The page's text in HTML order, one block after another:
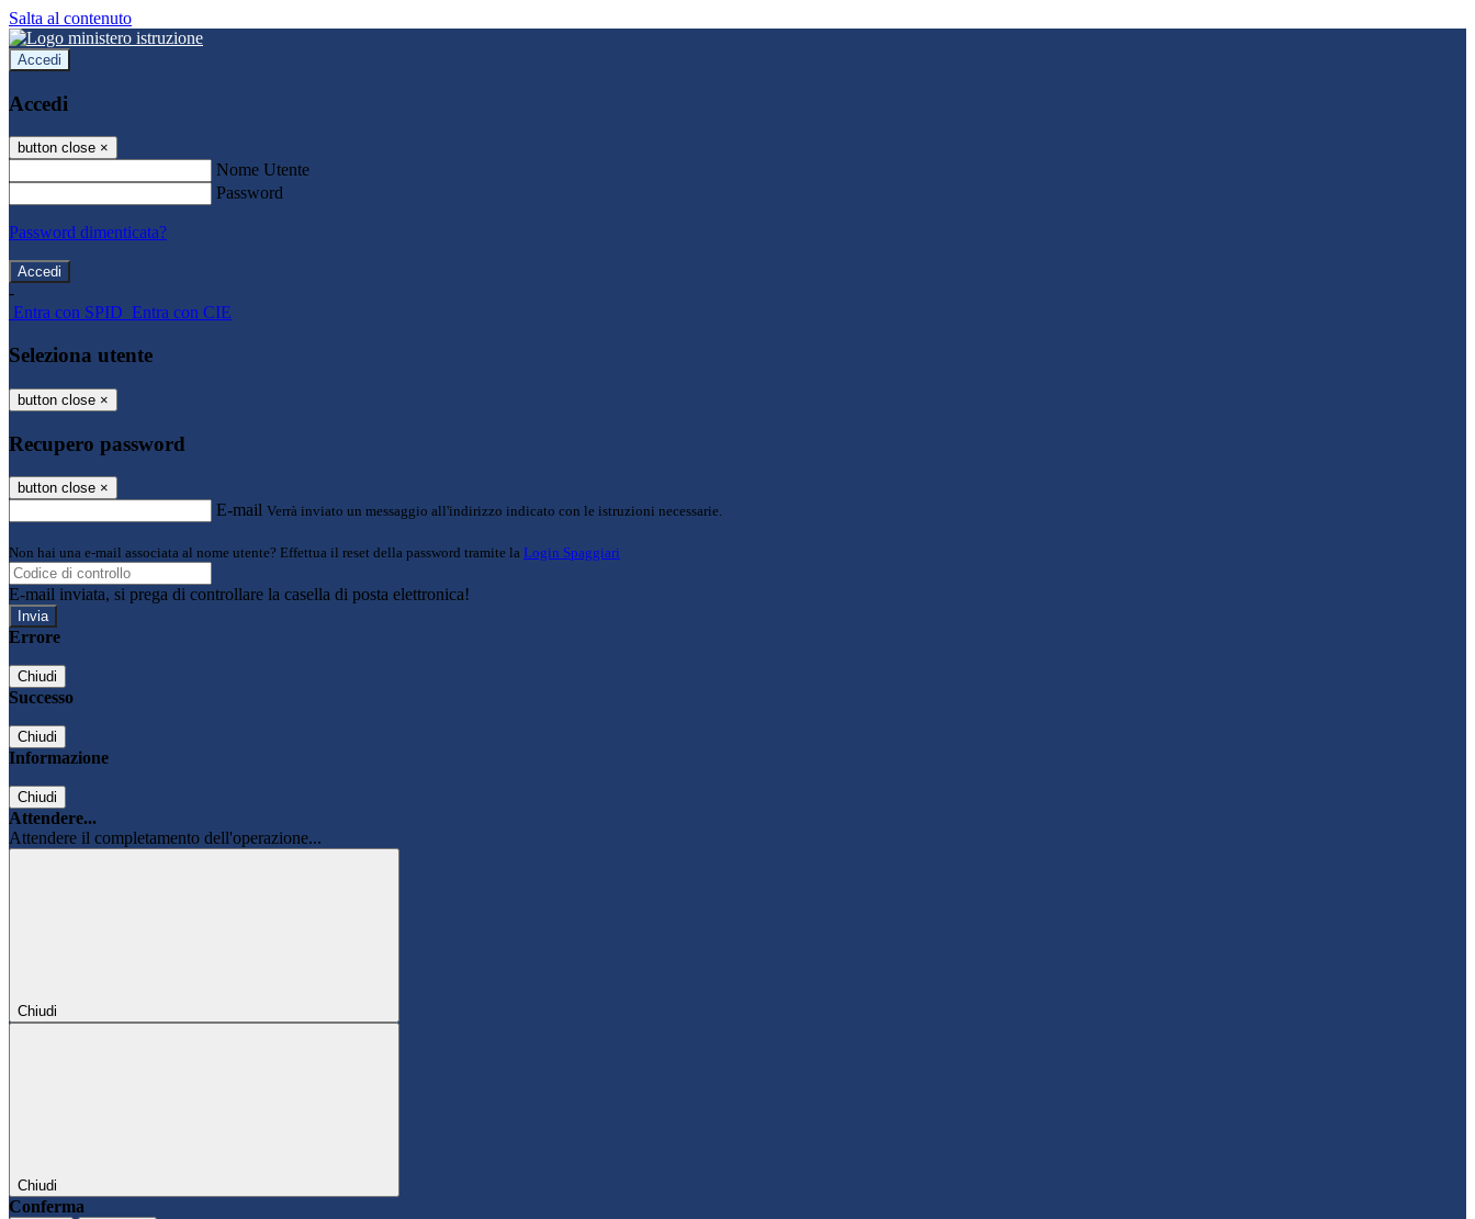
Salta al contenuto
Accedi
Accedi
button close ×
Nome Utente
Password
Password dimenticata?
-
Entra con SPID Entra con CIE
Seleziona utente
button close ×
Recupero password
button close ×
E-mail Verrà inviato un messaggio all'indirizzo indicato con le istruzioni necessarie.
Non hai una e-mail associata al nome utente? Effettua il reset della password tramite la Login Spaggiari
E-mail inviata, si prega di controllare la casella di posta elettronica!
Errore
Chiudi
Successo
Chiudi
Informazione
Chiudi
Attendere...
Attendere il completamento dell'operazione...
Chiudi
Chiudi
Conferma